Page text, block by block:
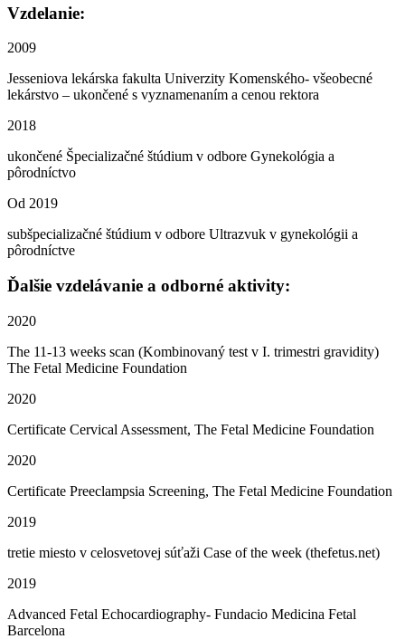
Vzdelanie:
2009
Jesseniova lekárska fakulta Univerzity Komenského- všeobecné
lekárstvo – ukončené s vyznamenaním a cenou rektora
2018
ukončené Špecializačné štúdium v odbore Gynekológia a
pôrodníctvo
Od 2019
subšpecializačné štúdium v odbore Ultrazvuk v gynekológii a
pôrodníctve
Ďalšie vzdelávanie a odborné aktivity:
2020
The 11-13 weeks scan (Kombinovaný test v I. trimestri gravidity)
The Fetal Medicine Foundation
2020
Certificate Cervical Assessment, The Fetal Medicine Foundation
2020
Certificate Preeclampsia Screening, The Fetal Medicine Foundation
2019
tretie miesto v celosvetovej súťaži Case of the week (thefetus.net)
2019
Advanced Fetal Echocardiography- Fundacio Medicina Fetal
Barcelona